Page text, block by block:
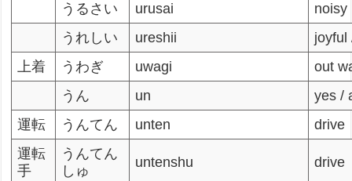
うるさい
urusai
noisy
うれしい
ureshii
joyful
上着
うわぎ uwagi
out
うん
un
yes /
運転
うんてん unten
drive
運転
手
うんてん
しゅ
untenshu drive